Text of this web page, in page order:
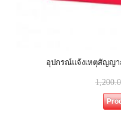
อุปกรณ์แจ้งเหตุสัญญา